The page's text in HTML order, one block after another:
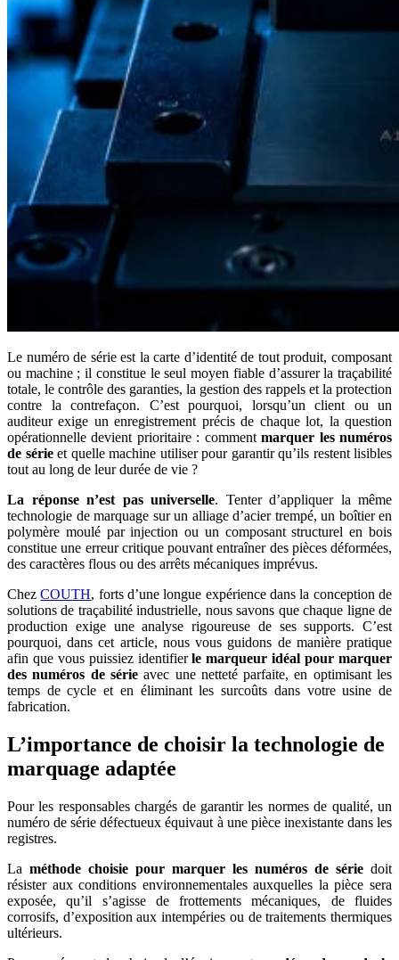
Le numéro de série est la carte d’identité de tout produit, composant
ou machine ; il constitue le seul moyen fiable d’assurer la traçabilité
totale, le contrôle des garanties, la gestion des rappels et la protection
contre la contrefaçon. C’est pourquoi, lorsqu’un client ou un
auditeur exige un enregistrement précis de chaque lot, la question
opérationnelle devient prioritaire : commentmarquer les numéros
de série et quelle machine utiliser pour garantir qu’ils restent lisibles
tout au long de leur durée de vie ?
La réponse n’est pas universelle. Tenter d’appliquer la même
technologie de marquage sur un alliage d’acier trempé, un boîtier en
polymère moulé par injection ou un composant structurel en bois
constitue une erreur critique pouvant entraîner des pièces déformées,
des caractères flous ou des arrêts mécaniques imprévus.
ChezCOUTH, forts d’une longue expérience dans la conception de
solutions de traçabilité industrielle, nous savons que chaque ligne de
production exige une analyse rigoureuse de ses supports. C’est
pourquoi, dans cet article, nous vous guidons de manière pratique
afin que vous puissiez identifierle marqueur idéal pour marquer
des numéros de sérieavec une netteté parfaite, en optimisant les
temps de cycle et en éliminant les surcoûts dans votre usine de
fabrication.
L’importance de choisir la technologie de
marquage adaptée
Pour les responsables chargés de garantir les normes de qualité, un
numéro de série défectueux équivaut à une pièce inexistante dans les
registres.
La méthode choisie pour marquer les numéros de série doit
résister aux conditions environnementales auxquelles la pièce sera
exposée, qu’il s’agisse de frottements mécaniques, de fluides
corrosifs, d’exposition aux intempéries ou de traitements thermiques
ultérieurs.